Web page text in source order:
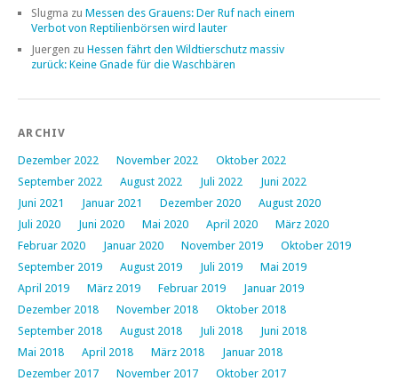
Slugma zu Messen des Grauens: Der Ruf nach einem
Verbot von Reptilienbörsen wird lauter
Juergen zu Hessen fährt den Wildtierschutz massiv
zurück: Keine Gnade für die Waschbären
ARCHIV
Dezember 2022 November 2022
Oktober 2022
September 2022
August 2022 Juli 2022
Juni 2022
Juni 2021
Januar 2021 Dezember 2020
August 2020
Juli 2020
Juni 2020 Mai 2020 April 2020
März 2020
Februar 2020
Januar 2020 November 2019
Oktober 2019
September 2019
August 2019 Juli 2019
Mai 2019
April 2019
März 2019 Februar 2019
Januar 2019
Dezember 2018
November 2018
Oktober 2018
September 2018
August 2018 Juli 2018
Juni 2018
Mai 2018
April 2018 März 2018
Januar 2018
Dezember 2017
November 2017
Oktober 2017